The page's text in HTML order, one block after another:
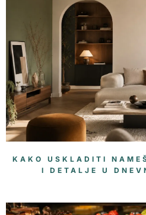
KAKO USKLADITI
I DETALJE U